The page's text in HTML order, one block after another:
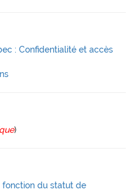
: Confidentialité et accès
)
fonction du statut de